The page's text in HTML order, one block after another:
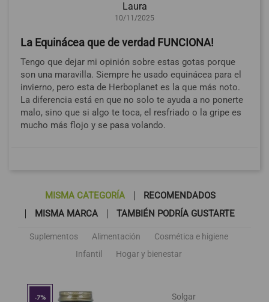
Laura
10/11/2025
La Equinácea que de verdad FUNCIONA!
Tengo que dejar mi opinión sobre estas gotas porque
son una maravilla. Siempre he usado equinácea para el
invierno, pero esta de Herboplanet es la que más noto.
La diferencia está en que no solo te ayuda a no ponerte
malo, sino que si algo te toca, el resfriado o la gripe es
mucho más flojo y se pasa volando.
MISMA CATEGORÍA
RECOMENDADOS
MISMA MARCA
TAMBIÉN PODRÍA GUSTARTE
Suplementos Alimentación
Cosmética e higiene
Infantil
Hogar y bienestar
-7% Solgar